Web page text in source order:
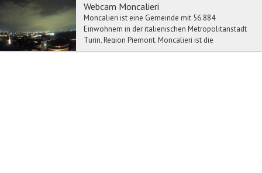
Webcam Moncalieri
Moncalieri ist eine Gemeinde mit 56.884
Einwohnern in der italienischen Metropolitanstadt
Turin, Region Piemont. Moncalieri ist die
zweitgrösste St...